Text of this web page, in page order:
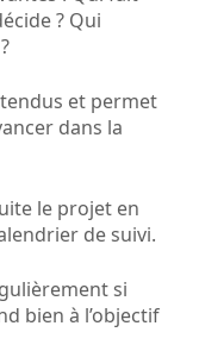
? Qui
et permet
dans la
le projet en
de suivi.
si
bien à l’objectif